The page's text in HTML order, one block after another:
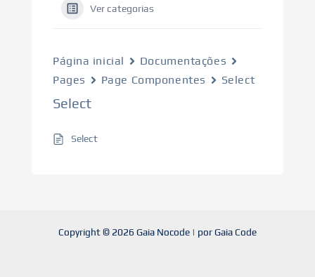
Ver categorias
Página inicial
Documentações
Pages
Page Componentes Select
Select
Select
Copyright © 2026 Gaia Nocode | por Gaia Code